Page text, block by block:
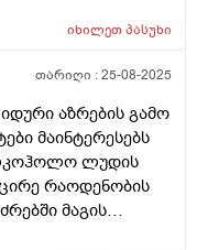
ამ პრობლემას,
დახმარება,
იხილეთპასუხი
თარიღი :25-08-2025
აზრების გამო
მაინტერესებს
ლუდის
რაოდენობის
მაგის